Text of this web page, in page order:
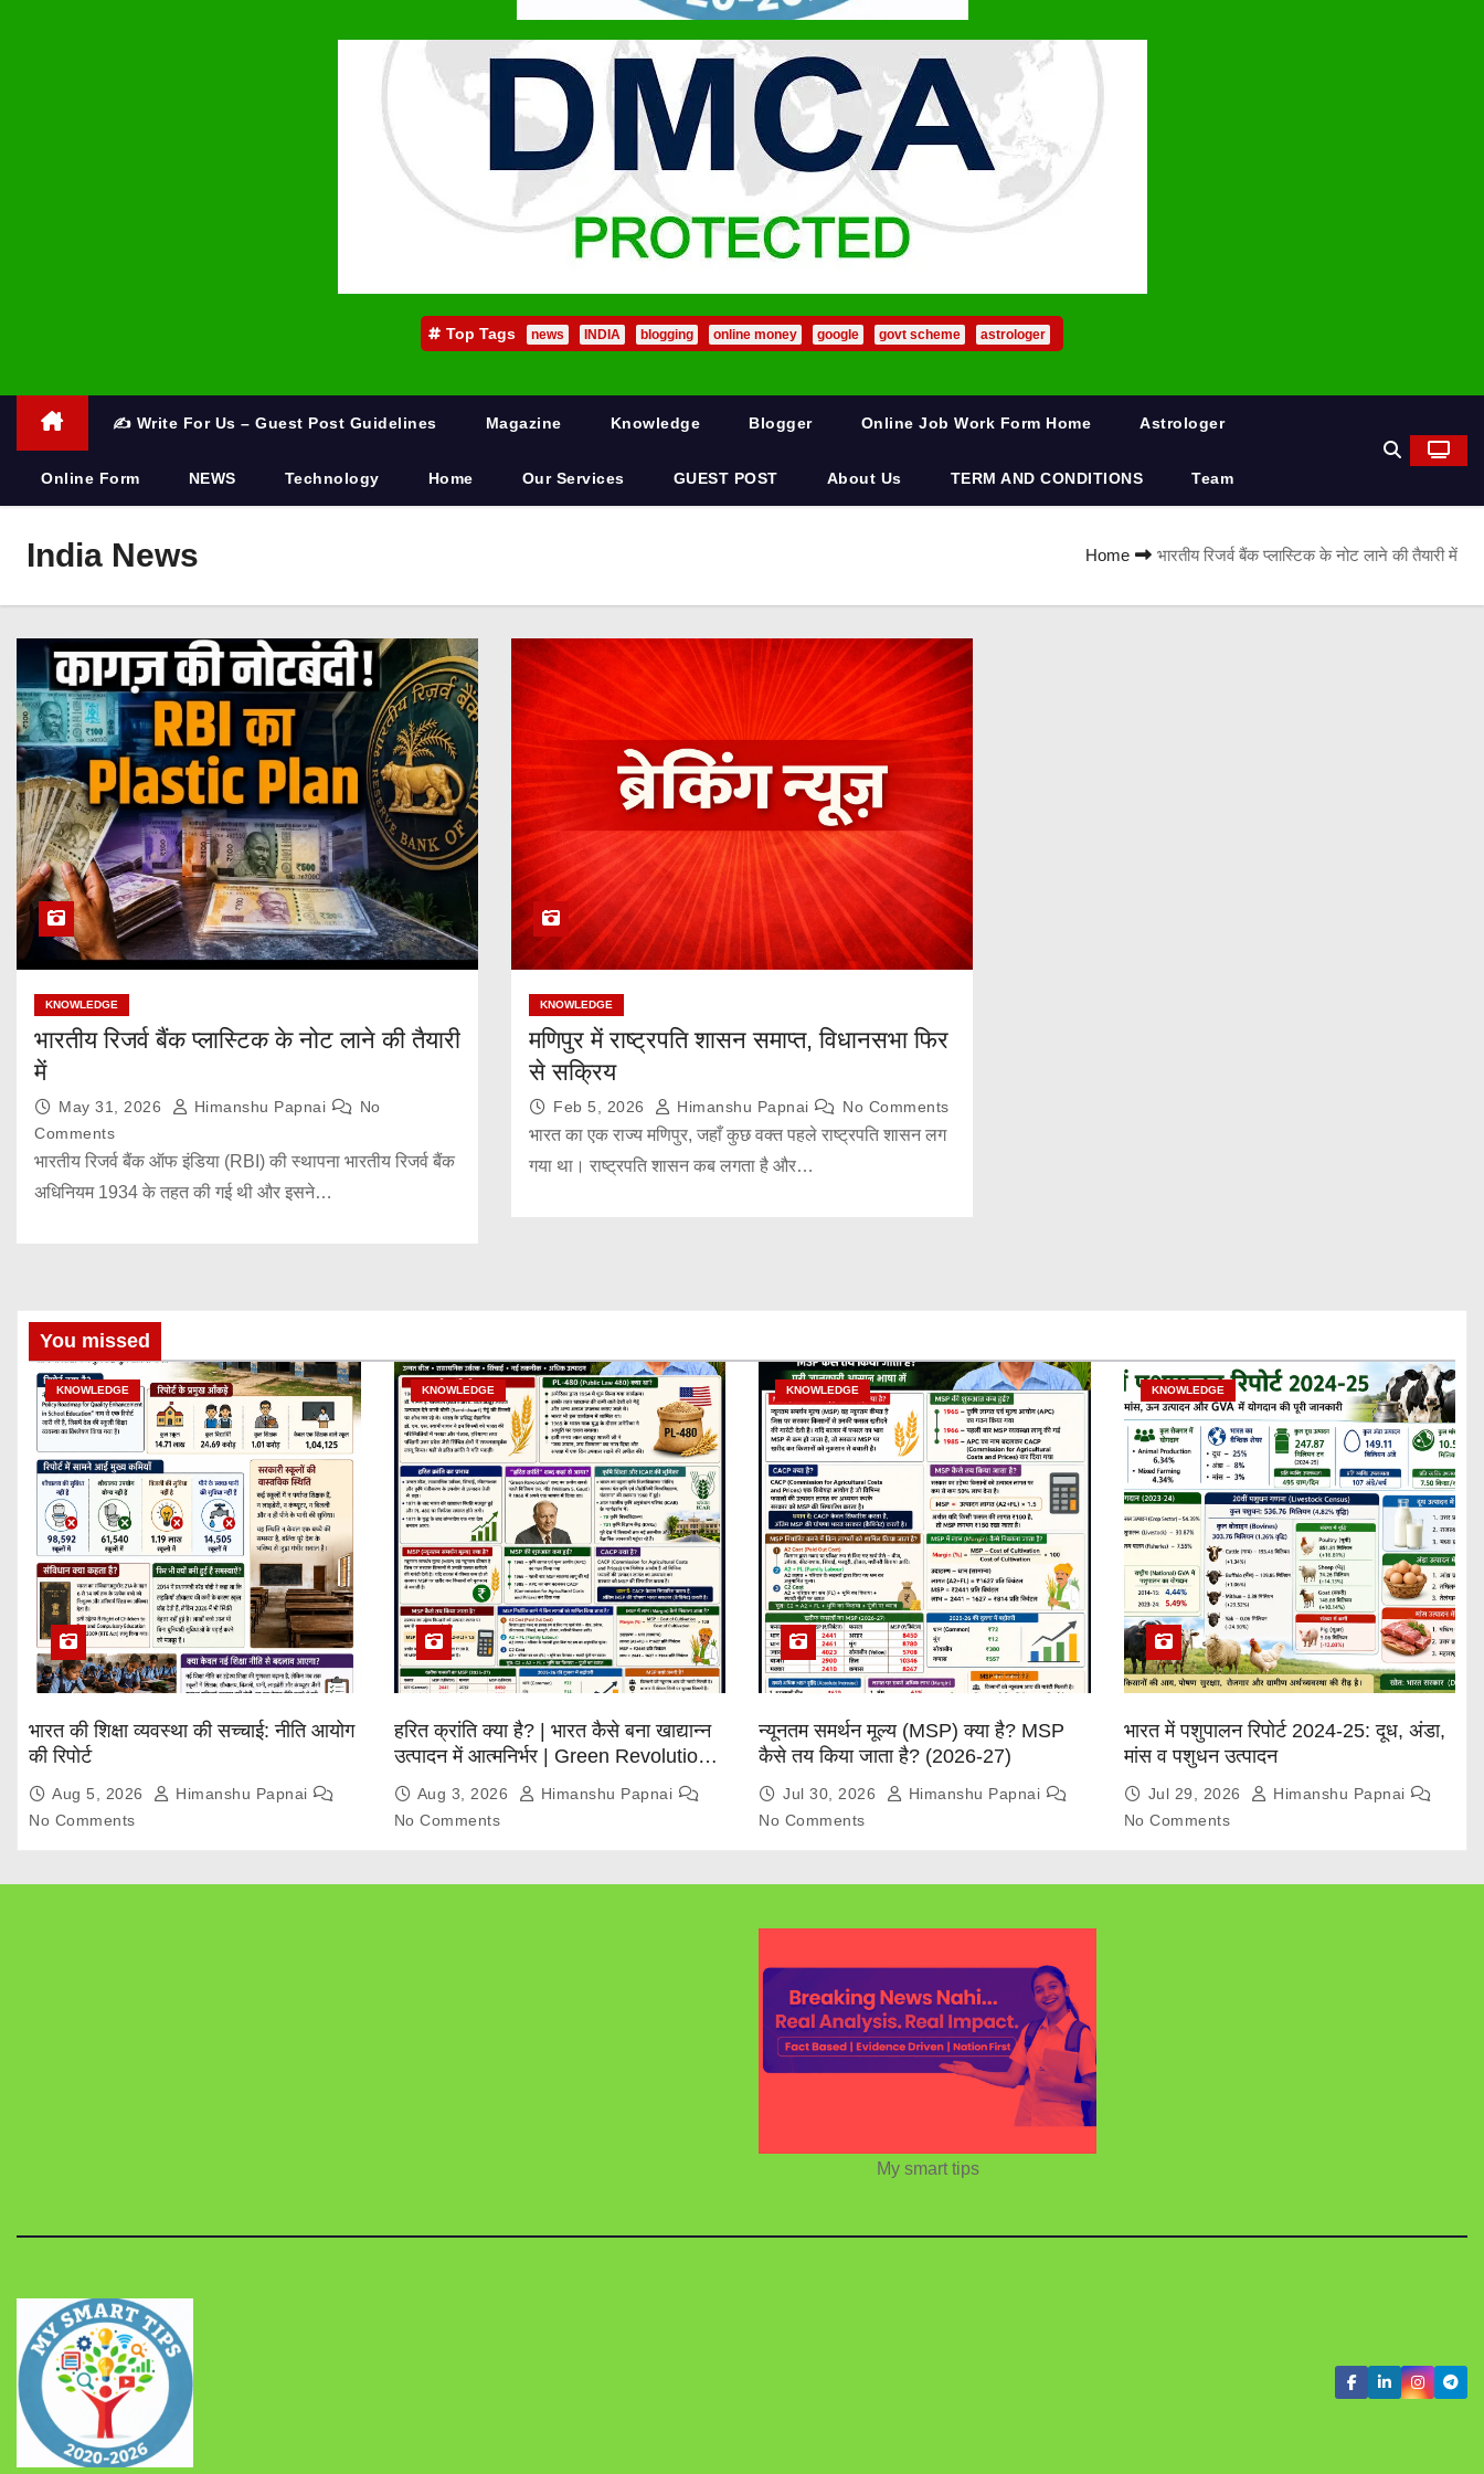
Top Tags news INDIA blogging online money google govt scheme astrologer
✍️ Write For Us – Guest Post Guidelines Magazine Knowledge Blogger Online Job Work Form Home Astrologer
Online Form NEWS Technology Home Our Services GUEST POST About Us TERM AND CONDITIONS Team
India News Home भारतीय रिजर्व बैंक प्लास्टिक के नोट लाने की तैयारी में
KNOWLEDGE
भारतीय रिजर्व बैंक प्लास्टिक के नोट लाने की तैयारी
में
May 31, 2026 Himanshu Papnai
No
Comments
भारतीय रिजर्व बैंक ऑफ इंडिया (RBI) की स्थापना भारतीय रिजर्व बैंक
अधिनियम 1934 के तहत की गई थी और इसने…
KNOWLEDGE
मणिपुर में राष्ट्रपति शासन समाप्त, विधानसभा फिर
से सक्रिय
Feb 5, 2026 Himanshu Papnai No Comments
भारत का एक राज्य मणिपुर, जहाँ कुछ वक्त पहले राष्ट्रपति शासन लग
गया था। राष्ट्रपति शासन कब लगता है और…
You missed
KNOWLEDGE
भारत की शिक्षा व्यवस्था की सच्चाई: नीति आयोग
की रिपोर्ट
Aug 5, 2026
Himanshu Papnai
No Comments
KNOWLEDGE
हरित क्रांति क्या है? | भारत कैसे बना खाद्यान्न
उत्पादन में आत्मनिर्भर | Green Revolution
Explained
Aug 3, 2026
Himanshu Papnai
No Comments
KNOWLEDGE
न्यूनतम समर्थन मूल्य (MSP) क्या है? MSP
कैसे तय किया जाता है? (2026-27)
Jul 30, 2026
Himanshu Papnai
No Comments
KNOWLEDGE
भारत में पशुपालन रिपोर्ट 2024-25: दूध, अंडा,
मांस व पशुधन उत्पादन
Jul 29, 2026
Himanshu Papnai
No Comments
My smart tips